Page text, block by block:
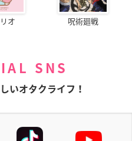
オ 呪術廻戦
SNS
いオタクライフ！